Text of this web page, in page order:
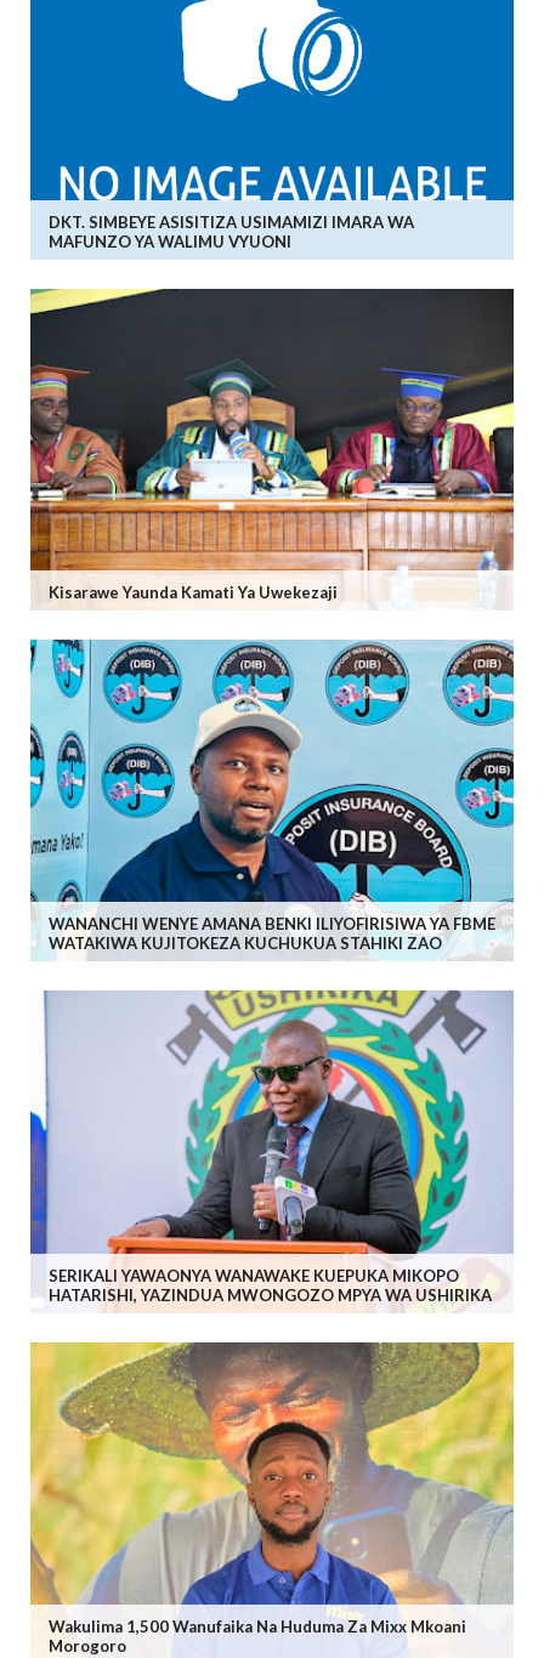
DKT. SIMBEYE ASISITIZA USIMAMIZI IMARA WA
MAFUNZO YA WALIMU VYUONI
Kisarawe Yaunda Kamati Ya Uwekezaji
WANANCHI WENYE AMANA BENKI ILIYOFIRISIWA YA FBME
WATAKIWA KUJITOKEZA KUCHUKUA STAHIKI ZAO
SERIKALI YAWAONYA WANAWAKE KUEPUKA MIKOPO
HATARISHI, YAZINDUA MWONGOZO MPYA WA USHIRIKA
Wakulima 1,500 Wanufaika Na Huduma Za Mixx Mkoani
Morogoro